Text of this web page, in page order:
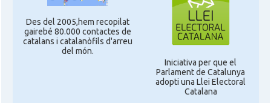
Des del 2005,hem recopilat
gairebé 80.000 contactes de
catalans i catalanòfils d'arreu
del món.
Iniciativa per que el
Parlament de Catalunya
adopti una Llei Electoral
Catalana